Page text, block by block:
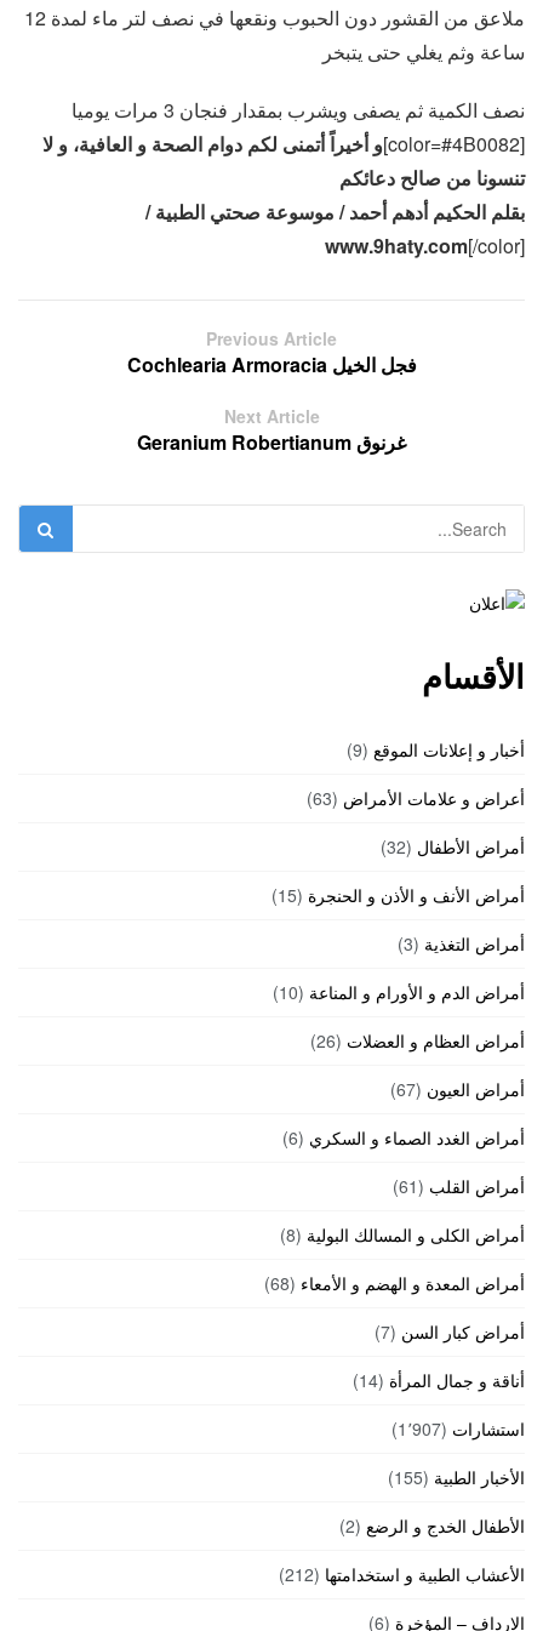
ملاعق من القشور دون الحبوب ونقعها في نصف لتر ماء لمدة 12
ساعة وثم يغلي حتى يتبخر
نصف الكمية ثم يصفى ويشرب بمقدار فنجان 3 مرات يوميا
[color=#4B0082]
و أخيراً أتمنى لكم دوام الصحة و العافية، و لا
تنسونا من صالح دعائكم
بقلم الحكيم أدهم أحمد / موسوعة صحتي الطبية /
www.9haty.com[/color]
Previous Article
فجل الخيل Cochlearia Armoracia
Next Article
غرنوق Geranium Robertianum
الأقسام
أخبار و إعلانات الموقع (9)
أعراض و علامات الأمراض (63)
أمراض الأطفال (32)
أمراض الأنف و الأذن و الحنجرة (15)
أمراض التغذية (3)
أمراض الدم و الأورام و المناعة (10)
أمراض العظام و العضلات (26)
أمراض العيون (67)
أمراض الغدد الصماء و السكري (6)
أمراض القلب (61)
أمراض الكلى و المسالك البولية (8)
أمراض المعدة و الهضم و الأمعاء (68)
أمراض كبار السن (7)
أناقة و جمال المرأة (14)
استشارات (1٬907)
الأخبار الطبية (155)
الأطفال الخدج و الرضع (2)
الأعشاب الطبية و استخدامتها (212)
الارداف – المؤخرة (6)